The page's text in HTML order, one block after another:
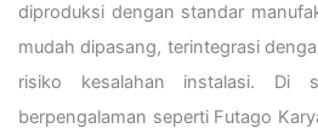
diproduksi dengan standar
mudah dipasang, terintegrasi
risiko kesalahan instalasi. Di
berpengalaman seperti Futago